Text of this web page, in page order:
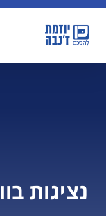
נציגות